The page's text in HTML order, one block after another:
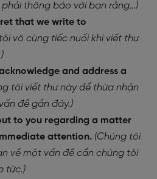
thông báo với bạn rằng…)
that we write to
vô cùng tiếc nuối khi viết thư
and address a
tôi viết thư này để thừa nhận
đề gần đây.)
to you regarding a matter
attention. (Chúng tôi
về một vấn đề cần chúng tôi
tức.)